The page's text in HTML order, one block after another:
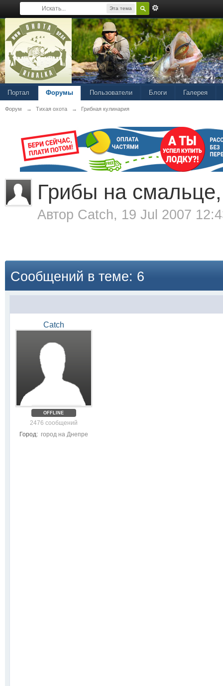
Эта тема
Портал Форумы Пользователи Блоги Галерея
Форум → Тихая охота → Грибная кулинария
Грибы на
Автор Catch, 19 Jul 2007
Сообщений в теме: 6
Catch
OFFLINE
2476 сообщений
Город: город на Днепре